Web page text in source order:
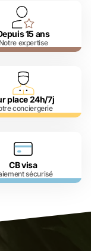
15 ans
Notre expertise
place 24h/7j
conciergerie
CB visa
sécurisé